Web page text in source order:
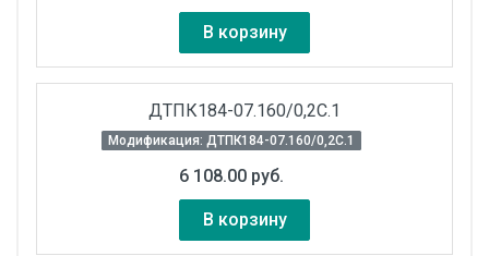
В корзину
ДТПК184-07.160/0,2С.1
Модификация: ДТПК184-07.160/0,2С.1
6 108.00 руб.
В корзину